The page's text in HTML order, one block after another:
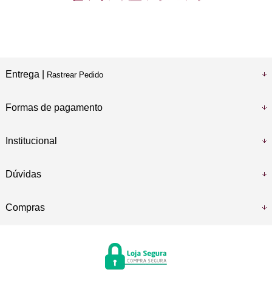
Entrega | Rastrear Pedido
Formas de pagamento
Institucional
Dúvidas
Compras